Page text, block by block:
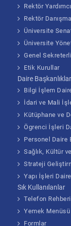
Rektör
Rektör
Üniversite
Üniversite
Genel
Etik Kurullar
Daire
Bilgi İşlem
İdari ve Mali
Kütüphane ve
Ögrenci İşleri
Personel Daire
Sağlık, Kültür
Strateji
Yapı İşleri
Sık Kullanılanlar
Telefon Rehberi
Yemek Menüsü
Formlar